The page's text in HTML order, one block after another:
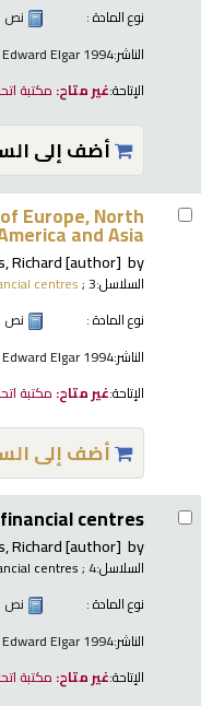
نوع المادة :
نص
الناشر:Elgar 1994
الإتاحة:غير متاح: مكتبة
أضف إلى
Europe, North
and Asia
by
Richard[author]
السلاسل: centres; 3
نوع المادة :
نص
الناشر:Elgar 1994
الإتاحة:غير متاح: مكتبة
أضف إلى
centres
by
Richard[author]
السلاسل: centres; 4
نوع المادة :
نص
الناشر:Elgar 1994
الإتاحة:غير متاح: مكتبة